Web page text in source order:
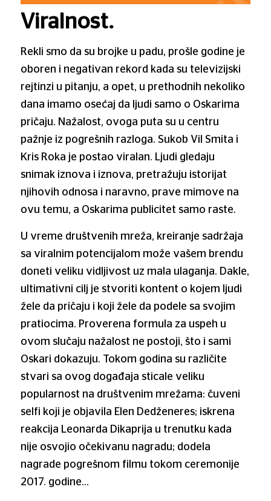
Viralnost.
Rekli smo da su brojke u padu, prošle godine je
oboren i negativan rekord kada su televizijski
rejtinzi u pitanju, a opet, u prethodnih nekoliko
dana imamo osećaj da ljudi samo o Oskarima
pričaju. Nažalost, ovoga puta su u centru
pažnje iz pogrešnih razloga. Sukob Vil Smita i
Kris Roka je postao viralan. Ljudi gledaju
snimak iznova i iznova, pretražuju istorijat
njihovih odnosa i naravno, prave mimove na
ovu temu, a Oskarima publicitet samo raste.
U vreme društvenih mreža, kreiranje sadržaja
sa viralnim potencijalom može vašem brendu
doneti veliku vidljivost uz mala ulaganja. Dakle,
ultimativni cilj je stvoriti kontent o kojem ljudi
žele da pričaju i koji žele da podele sa svojim
pratiocima. Proverena formula za uspeh u
ovom slučaju nažalost ne postoji, što i sami
Oskari dokazuju. Tokom godina su različite
stvari sa ovog događaja sticale veliku
popularnost na društvenim mrežama: čuveni
selfi koji je objavila Elen Dedženeres; iskrena
reakcija Leonarda Dikaprija u trenutku kada
nije osvojio očekivanu nagradu; dodela
nagrade pogrešnom filmu tokom ceremonije
2017. godine…